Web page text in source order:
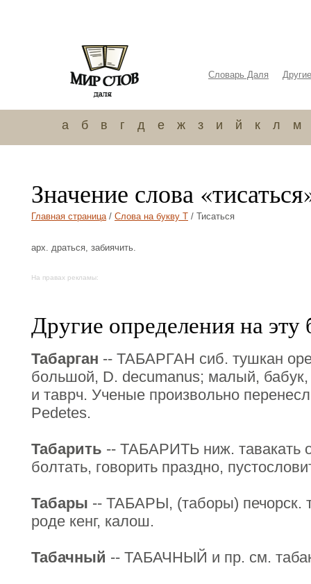
Словарь Даля
а б в г д е ж з и й к л м
Значение слова
Главная страница/ Слова на букву Т / Тисаться
арх. драться, забиячить.
На правах рекламы:
Другие определения на эту
Табарган -- ТАБАРГАН сиб. тушкан
большой, D. decumanus; малый,
и таврч. Ученые произвольно
Pedetes.
Табарить -- ТАБАРИТЬ ниж. тавакать
болтать, говорить праздно,
Табары -- ТАБАРЫ, (таборы) печорск.
роде кенг, калош.
Табачный -- ТАБАЧНЫЙ и пр. см.